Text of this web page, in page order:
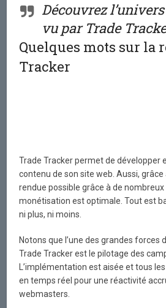
Découvrez
vu par Trade
Quelques mots sur la
Tracker
Trade Tracker permet de développer
contenu de son site web. Aussi,
rendue possible grâce à de
monétisation est optimale. Tout est
ni plus, ni moins.
Notons que l’une des grandes forces
Trade Tracker est le pilotage des
L’implémentation est aisée et tous
en temps réel pour une réactivité
webmasters.